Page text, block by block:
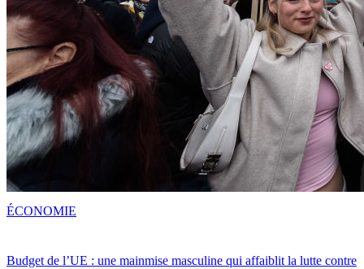
Budget de l’UE : une mainmise masculine qui affaiblit la lutte contre
ÉCONOMIE